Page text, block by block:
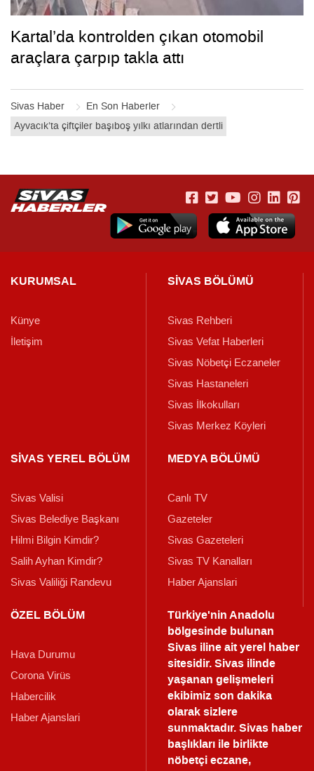
Sivas Haber
En Son Haberler
Ayvacık’ta çiftçiler başıboş yılkı atlarından dertli
Kartal’da kontrolden çıkan otomobil
araçlara çarpıp takla attı
KURUMSAL
Künye
İletişim
SİVAS BÖLÜMÜ
Sivas Rehberi
Sivas Vefat Haberleri
Sivas Nöbetçi Eczaneler
Sivas Hastaneleri
Sivas İlkokulları
Sivas Merkez Köyleri
SİVAS YEREL BÖLÜM
Sivas Valisi
Sivas Belediye Başkanı
Hilmi Bilgin Kimdir?
Salih Ayhan Kimdir?
Sivas Valiliği Randevu
MEDYA BÖLÜMÜ
Canlı TV
Gazeteler
Sivas Gazeteleri
Sivas TV Kanalları
Haber Ajanslari
ÖZEL BÖLÜM
Hava Durumu
Corona Virüs
Habercilik
Haber Ajanslari
Türkiye'nin Anadolu
bölgesinde bulunan
Sivas iline ait yerel haber
sitesidir. Sivas ilinde
yaşanan gelişmeleri
ekibimiz son dakika
olarak sizlere
sunmaktadır.Sivas haber
başlıkları ile birlikte
nöbetçi eczane,